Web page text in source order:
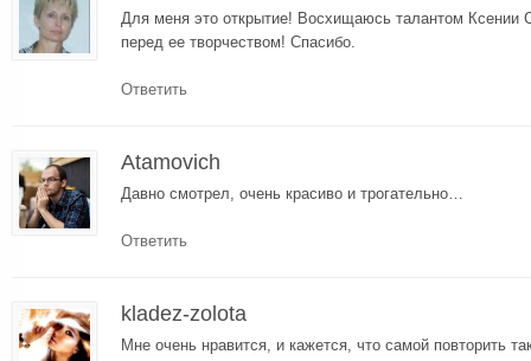
Для меня это открытие! Восхищаюсь талантом Ксении
перед ее творчеством! Спасибо.
Ответить
Atamovich
Давно смотрел, очень красиво и трогательно…
Ответить
kladez-zolota
Мне очень нравится, и кажется, что самой повторить